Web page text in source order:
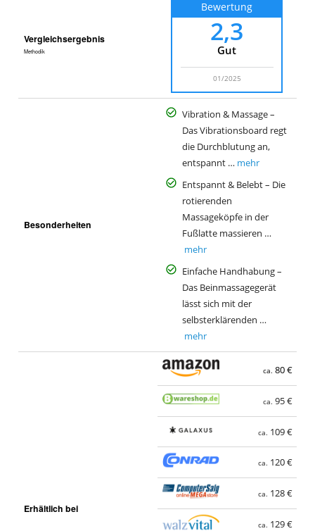
Vergleichsergebnis
Methodik
Bewertung
2,3
Gut
01/2025
Besonderheiten
Vibration & Massage –
Das Vibrationsboard regt
die Durchblutung an,
entspannt … mehr
Entspannt & Belebt – Die
rotierenden
Massageköpfe in der
Fußlatte massieren …
mehr
Einfache Handhabung –
Das Beinmassagegerät
lässt sich mit der
selbsterklärenden …
mehr
Erhältlich bei
ca. 80 €
ca. 95 €
ca. 109 €
ca. 120 €
ca. 128 €
ca. 129 €